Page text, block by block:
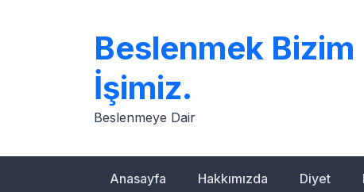
Beslenmek Bizim
İşimiz.
Beslenmeye Dair
Anasayfa Hakkımızda Diyet